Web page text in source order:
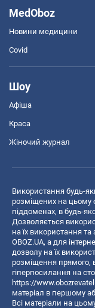
MedOboz
Новини медицини
Covid
Шоу
Афіша
Краса
Жіночий журнал
Використання будь-
розміщених на цьому
піддоменах, в будь-
Дозволяється
на їх використання
OBOZ.UA, а для
дозволу на їх
розміщення прямого,
гіперпосилання на
https://
матеріал в першому
Всі матеріали на